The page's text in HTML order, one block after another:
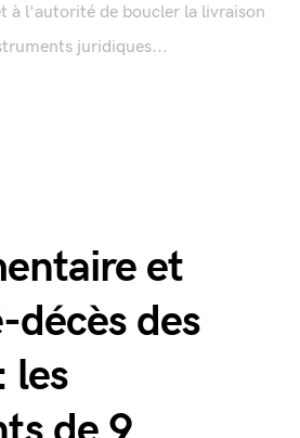
à l'autorité de boucler la livraison
juridiques...
et
des
les